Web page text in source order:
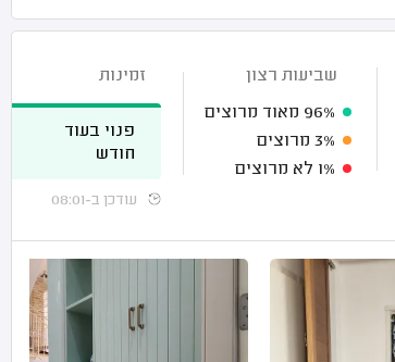
שביעות רצון
96% מאוד מרוצים
3% מרוצים
1% לא מרוצים
זמינות
פנוי בעוד
חודש
עודכן ב-08:01